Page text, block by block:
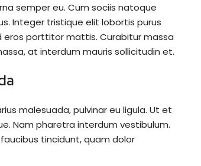
semper eu. Cum sociis natoque
Integer tristique elit lobortis purus
eros porttitor mattis. Curabitur massa
at interdum mauris sollicitudin et.
malesuada, pulvinar eu ligula. Ut et
Nam pharetra interdum vestibulum.
tincidunt, quam dolor